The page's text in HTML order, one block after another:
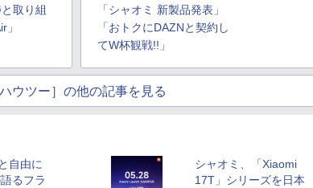
取り組
「シャオミ 新製品発表」
「おトクにDAZNと契約し
てW杯観戦!!」
ハウツー］の他の記事を見る
自由に
るフラ
シャオミ、「Xiaomi
17T」シリーズを日本